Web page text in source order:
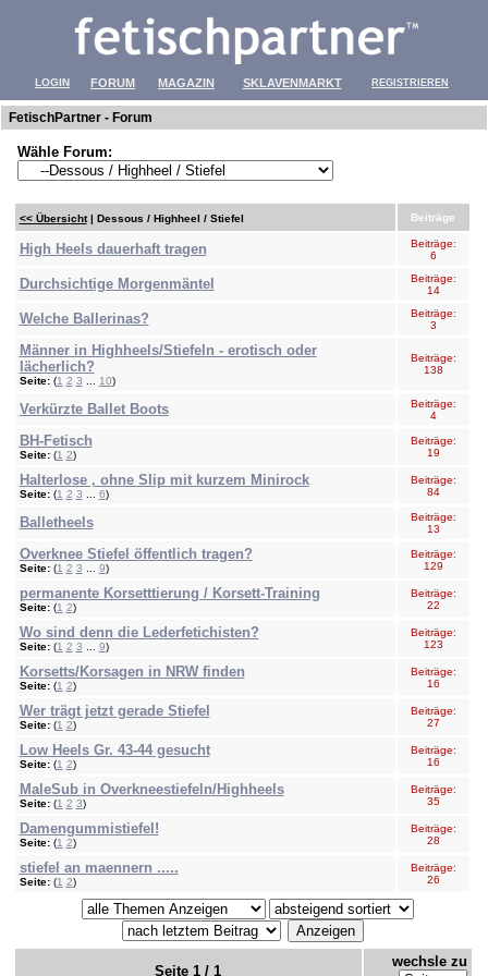
LOGIN FORUM MAGAZIN SKLAVENMARKT REGISTRIEREN
FetischPartner - Forum
Wähle Forum:
<< Übersicht| Dessous / Highheel / Stiefel Beiträge
High Heels dauerhaft tragen
Beiträge:
6
Durchsichtige Morgenmäntel
Beiträge:
14
Welche Ballerinas?
Beiträge:
3
Männer in Highheels/Stiefeln - erotisch oder
lächerlich?
Seite:(1 2 3 10)
Beiträge:
138
Verkürzte Ballet Boots
Beiträge:
4
BH-Fetisch
Seite:(1 2)
Beiträge:
19
Halterlose , ohne Slip mit kurzem Minirock
Seite:(1 2 3 6)
Beiträge:
84
Balletheels
Beiträge:
13
Overknee Stiefel öffentlich tragen?
Seite:(1 2 3 9)
Beiträge:
129
permanente Korsetttierung / Korsett-Training
Seite:(1 2)
Beiträge:
22
Wo sind denn die Lederfetichisten?
Seite:(1 2 3 9)
Beiträge:
123
Korsetts/Korsagen in NRW finden
Seite:(1 2)
Beiträge:
16
Wer trägt jetzt gerade Stiefel
Seite:(1 2)
Beiträge:
27
Low Heels Gr. 43-44 gesucht
Seite:(1 2)
Beiträge:
16
MaleSub in Overkneestiefeln/Highheels
Seite:(1 2 3)
Beiträge:
35
Damengummistiefel!
Seite:(1 2)
Beiträge:
28
stiefel an maennern .....
Seite:(1 2)
Beiträge:
26
Seite 1 / 1
wechsle zu